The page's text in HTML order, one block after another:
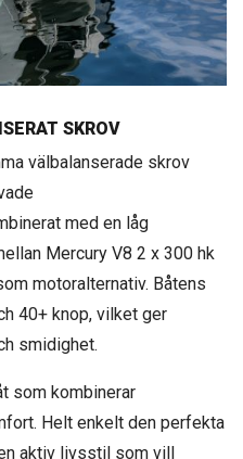
SKROV
välbalanserade skrov
med en låg
Mercury V8 2 x 300 hk
motoralternativ. Båtens
40+ knop, vilket ger
smidighet.
som kombinerar
Helt enkelt den perfekta
aktiv livsstil som vill